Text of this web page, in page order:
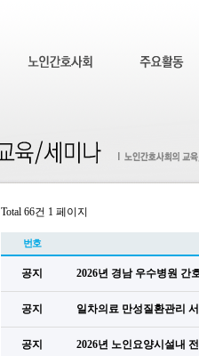
Total 66건 1 페이지
번호
공지 2026년 경남 우수병원 간
공지 일차의료 만성질환관리
공지 2026년 노인요양시설내